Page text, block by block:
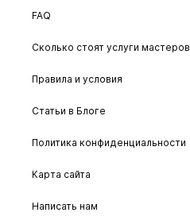
FAQ
Сколько стоят услуги мастеров
Правила и условия
Статьи в Блоге
Политика конфиденциальности
Карта сайта
Написать нам